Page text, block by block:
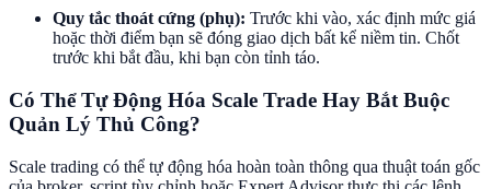
Quy tắc thoát cứng (phụ): Trước khi vào, xác định mức giá
hoặc thời điểm bạn sẽ đóng giao dịch bất kể niềm tin. Chốt
trước khi bắt đầu, khi bạn còn tỉnh táo.
Có Thể Tự Động Hóa Scale Trade Hay Bắt Buộc
Quản Lý Thủ Công?
Scale trading có thể tự động hóa hoàn toàn thông qua thuật toán gốc